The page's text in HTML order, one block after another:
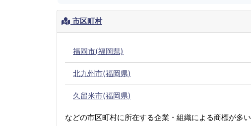
市区町村
福岡市(福岡県)
北九州市(福岡県)
久留米市(福岡県)
などの市区町村に所在する企業・組織による商標が多い